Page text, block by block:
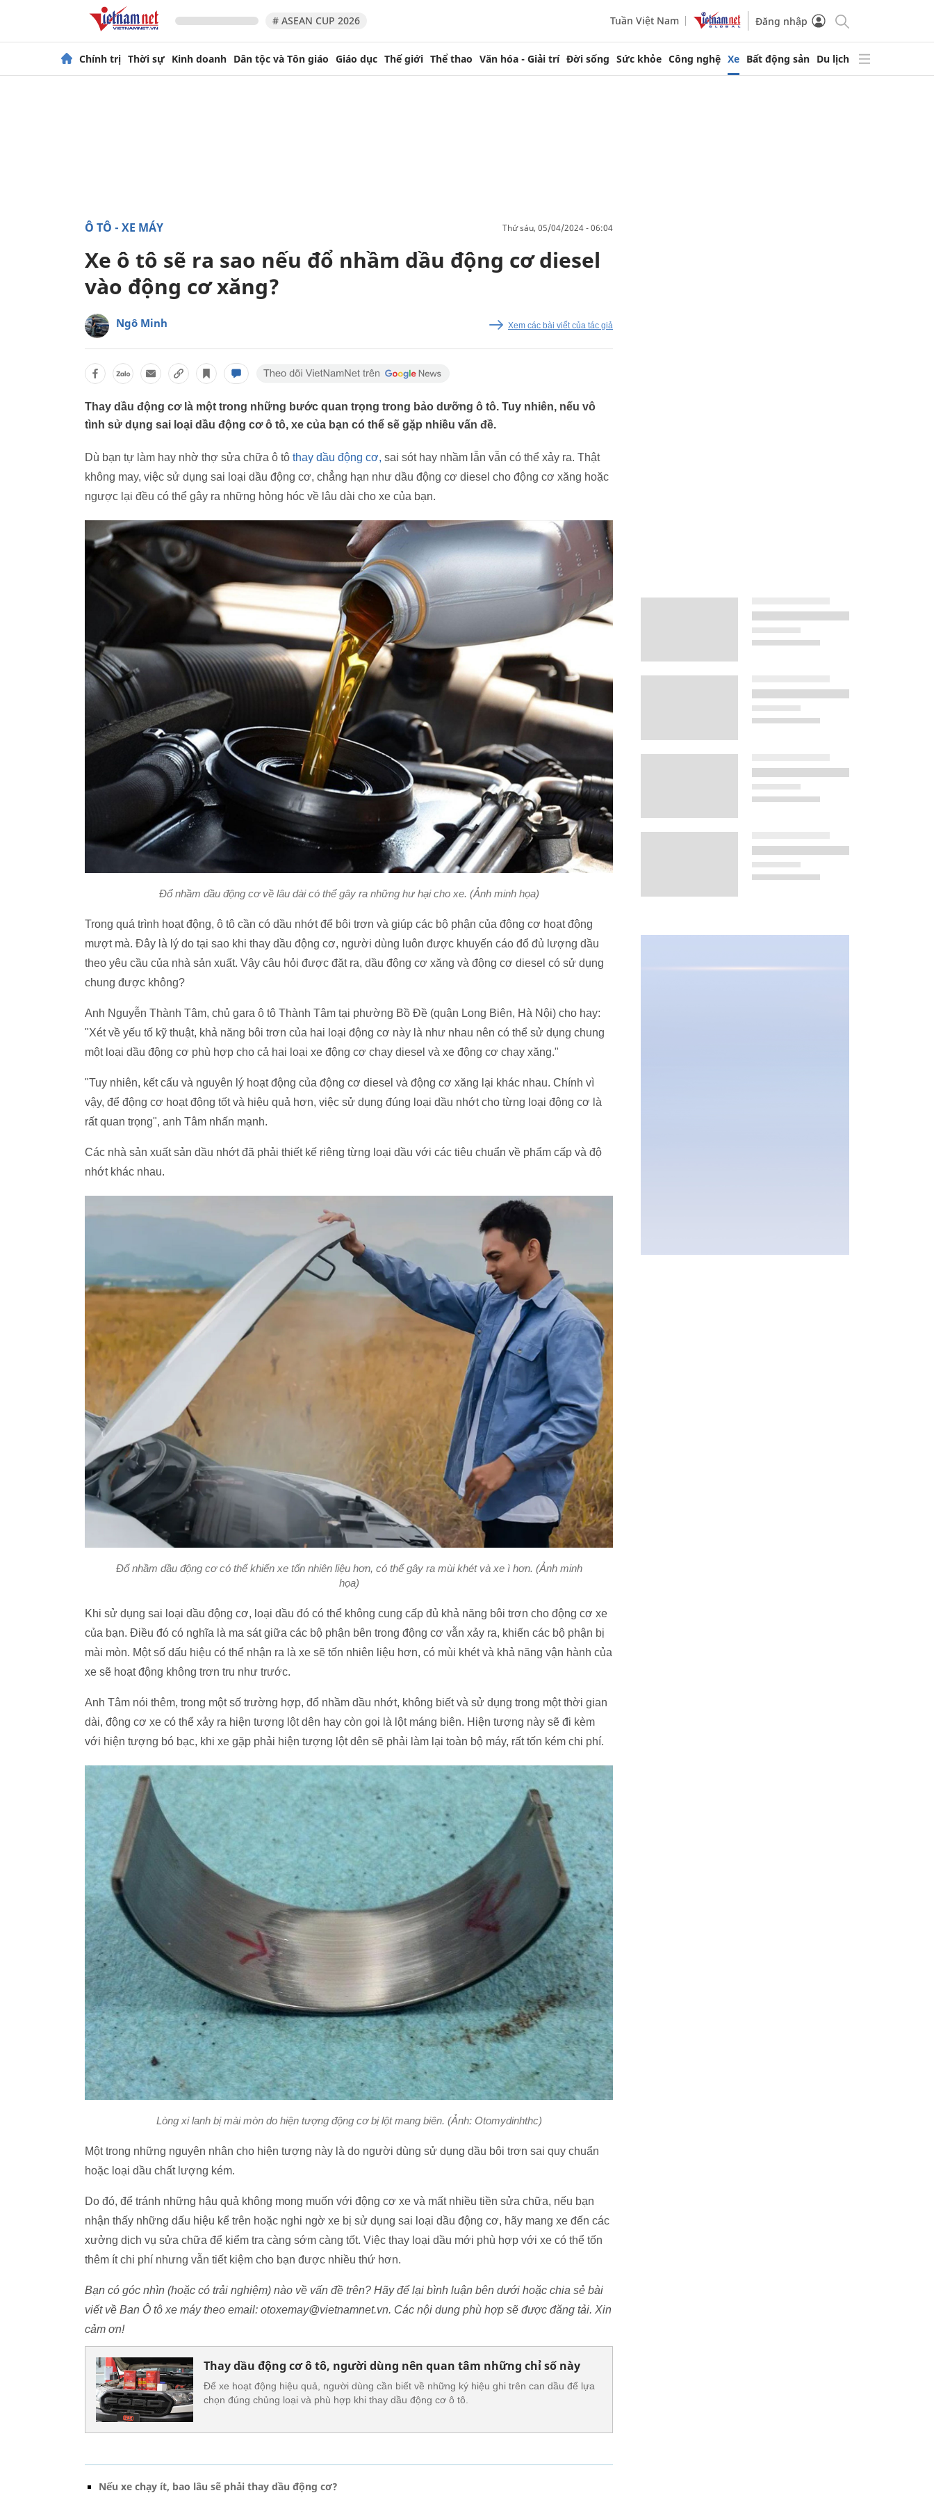
# ASEAN CUP 2026 Tuần Việt Nam Đăng nhập
Chính trị Thời sự Kinh doanh Dân tộc và Tôn giáo Giáo dục Thế giới Thể thao Văn hóa - Giải trí Đời sống Sức khỏe Công nghệ Xe Bất động sản Du lịch
Ô TÔ - XE MÁY thứ sáu, 05/04/2024 - 06:04
Xe ô tô sẽ ra sao nếu đổ nhầm dầu động cơ diesel
vào động cơ xăng?
Ngô Minh Xem các bài viết của tác giả
Thay dầu động cơ là một trong những bước quan trọng trong bảo dưỡng ô tô. Tuy nhiên, nếu vô
tình sử dụng sai loại dầu động cơ ô tô, xe của bạn có thể sẽ gặp nhiều vấn đề.
Dù bạn tự làm hay nhờ thợ sửa chữa ô tô thay dầu động cơ, sai sót hay nhầm lẫn vẫn có thể xảy ra. Thật
không may, việc sử dụng sai loại dầu động cơ, chẳng hạn như dầu động cơ diesel cho động cơ xăng hoặc
ngược lại đều có thể gây ra những hỏng hóc về lâu dài cho xe của bạn.
Đổ nhầm dầu động cơ về lâu dài có thể gây ra những hư hại cho xe. (Ảnh minh họa)
Trong quá trình hoạt động, ô tô cần có dầu nhớt để bôi trơn và giúp các bộ phận của động cơ hoạt động
mượt mà. Đây là lý do tại sao khi thay dầu động cơ, người dùng luôn được khuyến cáo đổ đủ lượng dầu
theo yêu cầu của nhà sản xuất. Vậy câu hỏi được đặt ra, dầu động cơ xăng và động cơ diesel có sử dụng
chung được không?
Anh Nguyễn Thành Tâm, chủ gara ô tô Thành Tâm tại phường Bồ Đề (quận Long Biên, Hà Nội) cho hay:
"Xét về yếu tố kỹ thuật, khả năng bôi trơn của hai loại động cơ này là như nhau nên có thể sử dụng chung
một loại dầu động cơ phù hợp cho cả hai loại xe động cơ chạy diesel và xe động cơ chạy xăng."
"Tuy nhiên, kết cấu và nguyên lý hoạt động của động cơ diesel và động cơ xăng lại khác nhau. Chính vì
vậy, để động cơ hoạt động tốt và hiệu quả hơn, việc sử dụng đúng loại dầu nhớt cho từng loại động cơ là
rất quan trọng", anh Tâm nhấn mạnh.
Các nhà sản xuất sản dầu nhớt đã phải thiết kế riêng từng loại dầu với các tiêu chuẩn về phẩm cấp và độ
nhớt khác nhau.
Đổ nhầm dầu động cơ có thể khiến xe tốn nhiên liệu hơn, có thể gây ra mùi khét và xe ì hơn. (Ảnh minh
họa)
Khi sử dụng sai loại dầu động cơ, loại dầu đó có thể không cung cấp đủ khả năng bôi trơn cho động cơ xe
của bạn. Điều đó có nghĩa là ma sát giữa các bộ phận bên trong động cơ vẫn xảy ra, khiến các bộ phận bị
mài mòn. Một số dấu hiệu có thể nhận ra là xe sẽ tốn nhiên liệu hơn, có mùi khét và khả năng vận hành của
xe sẽ hoạt động không trơn tru như trước.
Anh Tâm nói thêm, trong một số trường hợp, đổ nhầm dầu nhớt, không biết và sử dụng trong một thời gian
dài, động cơ xe có thể xảy ra hiện tượng lột dên hay còn gọi là lột máng biên. Hiện tượng này sẽ đi kèm
với hiện tượng bó bạc, khi xe gặp phải hiện tượng lột dên sẽ phải làm lại toàn bộ máy, rất tốn kém chi phí.
Lòng xi lanh bị mài mòn do hiện tượng động cơ bị lột mang biên. (Ảnh: Otomydinhthc)
Một trong những nguyên nhân cho hiện tượng này là do người dùng sử dụng dầu bôi trơn sai quy chuẩn
hoặc loại dầu chất lượng kém.
Do đó, để tránh những hậu quả không mong muốn với động cơ xe và mất nhiều tiền sửa chữa, nếu bạn
nhận thấy những dấu hiệu kể trên hoặc nghi ngờ xe bị sử dụng sai loại dầu động cơ, hãy mang xe đến các
xưởng dịch vụ sửa chữa để kiểm tra càng sớm càng tốt. Việc thay loại dầu mới phù hợp với xe có thể tốn
thêm ít chi phí nhưng vẫn tiết kiệm cho bạn được nhiều thứ hơn.
Bạn có góc nhìn (hoặc có trải nghiệm) nào về vấn đề trên? Hãy để lại bình luận bên dưới hoặc chia sẻ bài
viết về Ban Ô tô xe máy theo email: otoxemay@vietnamnet.vn. Các nội dung phù hợp sẽ được đăng tải. Xin
cảm ơn!
Thay dầu động cơ ô tô, người dùng nên quan tâm những chỉ số này
Để xe hoạt động hiệu quả, người dùng cần biết về những ký hiệu ghi trên can dầu để lựa
chọn đúng chủng loại và phù hợp khi thay dầu động cơ ô tô.
Nếu xe chạy ít, bao lâu sẽ phải thay dầu động cơ?